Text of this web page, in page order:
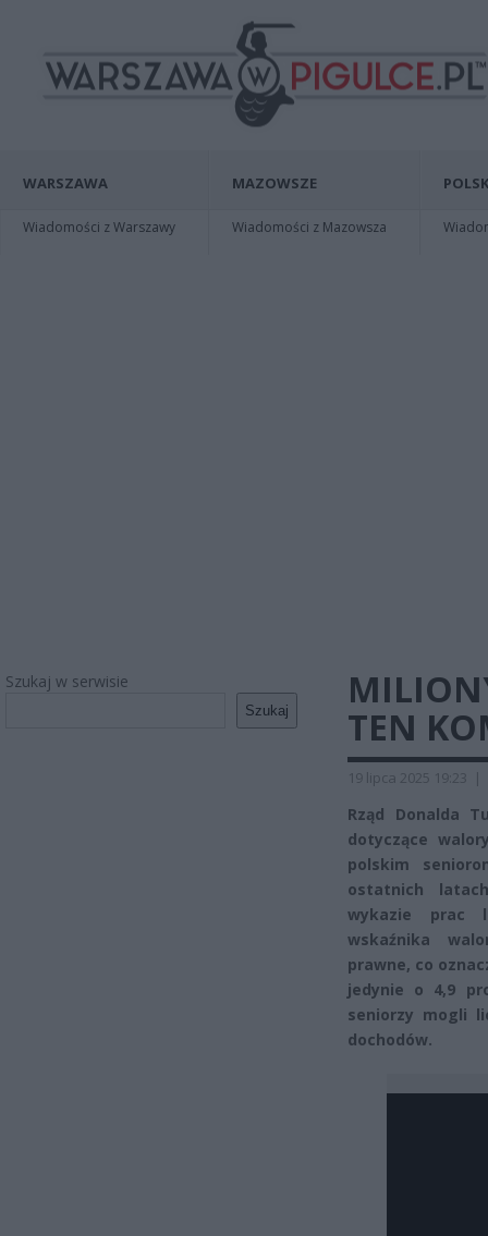
WARSZAWA
Wiadomości z Warszawy
MAZOWSZE
Wiadomości z Mazowsza
Szukaj w serwisie
Szukaj
TEN
19 lipca 2025 19:23 |
Rząd Donalda
dotyczące
polskim
ostatnich
wykazie prac
wskaźnika
prawne, co
jedynie o 4,9
seniorzy mogli
dochodów.